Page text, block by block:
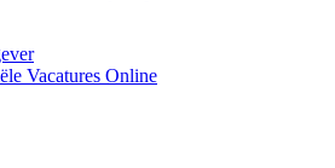
Vacatures Online